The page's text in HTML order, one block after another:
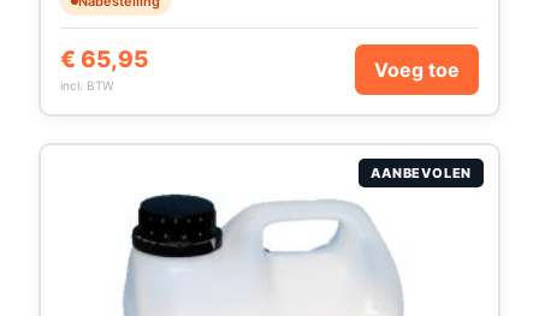
€ 65,95
incl. BTW
Voeg toe
AANBEVOLEN